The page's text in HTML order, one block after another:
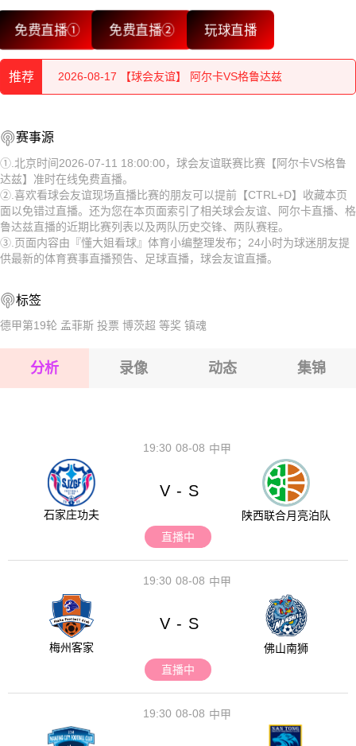
免费直播① 免费直播② 玩球直播
推荐
2026-08-17 【球会友谊】 阿尔卡VS格鲁达兹
2026-08-17 【球会友谊】 阿尔卡VS格鲁达兹
2026-08-17 【球会友谊】 阿尔卡VS格鲁达兹
2026-08-17 【球会友谊】 阿尔卡VS格鲁达兹
2026-08-17 【球会友谊】 阿尔卡VS格鲁达兹
2026-08-17 【球会友谊】 阿尔卡VS格鲁达兹
2026-08-17 【球会友谊】 阿尔卡VS格鲁达兹
2026-08-17 【球会友谊】 阿尔卡VS格鲁达兹
2026-08-17 【球会友谊】 阿尔卡VS格鲁达兹
2026-08-17 【球会友谊】 阿尔卡VS格鲁达兹
赛事源
①.北京时间2026-07-11 18:00:00，球会友谊联赛比赛【阿尔卡VS格鲁
达兹】准时在线免费直播。
②.喜欢看球会友谊现场直播比赛的朋友可以提前【CTRL+D】收藏本页
面以免错过直播。还为您在本页面索引了相关球会友谊、阿尔卡直播、格
鲁达兹直播的近期比赛列表以及两队历史交锋、两队赛程。
③.页面内容由『懂大姐看球』体育小编整理发布；24小时为球迷朋友提
供最新的体育赛事直播预告、足球直播，球会友谊直播。
标签
德甲第19轮 孟菲斯 投票 博茨超 等奖 镇魂
分析 录像 动态 集锦
08-08
19:30 中甲
石家庄功夫
V - S
陕西联合月亮泊队
直播中
08-08
19:30 中甲
梅州客家
V - S
佛山南狮
直播中
08-08
19:30 中甲